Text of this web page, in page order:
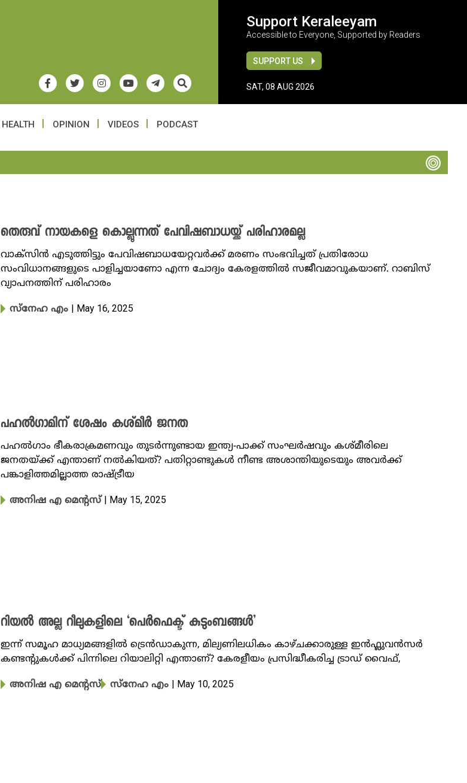
Support Keraleeyam
Accessible to Everyone, Supported by Readers
SUPPORT US
SAT, 08 AUG 2026
HEALTH OPINION VIDEOS PODCAST
തെരുവ് നായകളെ കൊല്ലുന്നത് പേവിഷബാധയ്ക്ക് പരിഹാരമല്ല
വാക്സിൻ എടുത്തിട്ടും പേവിഷബാധയേറ്റവർക്ക് മരണം സംഭവിച്ചത് പ്രതിരോധ
സംവിധാനങ്ങളുടെ പാളിച്ചയാണോ എന്ന ചോദ്യം കേരളത്തിൽ സജീവമാവുകയാണ്. റാബിസ്
വ്യാപനത്തിന് പരിഹാരം
സ്നേഹ എം | May 16, 2025
പഹൽഗാമിന് ശേഷം കശ്‌മീർ ജനത
പഹൽ‌​ഗാം ഭീകരാക്രമണവും തുടർന്നുണ്ടായ ഇന്ത്യ-പാക്ക് സംഘർഷവും കശ്മീരിലെ
ജനതയ്ക്ക് എന്താണ് നൽകിയത്? പതിറ്റാണ്ടുകൾ നീണ്ട അശാന്തിയുടെയും അവർക്ക്
പങ്കാളിത്തമില്ലാത്ത രാഷ്ട്രീയ
അനിഷ എ മെന്റസ് | May 15, 2025
റിയൽ അല്ല റീലുകളിലെ ‘പെർഫെക്ട് കുടുംബങ്ങൾ’
ഇന്ന് സമൂഹ മാധ്യമങ്ങളിൽ ട്രെൻഡാകുന്ന, മില്യണിലധികം കാഴ്ചക്കാരുള്ള ഇൻഫ്ലുവൻസർ
കണ്ടന്റുകൾക്ക് പിന്നിലെ റിയാലിറ്റി എന്താണ്? കേരളീയം പ്രസിദ്ധീകരിച്ച ട്രാഡ് വൈഫ്,
അനിഷ എ മെന്റസ് സ്നേഹ എം | May 10, 2025